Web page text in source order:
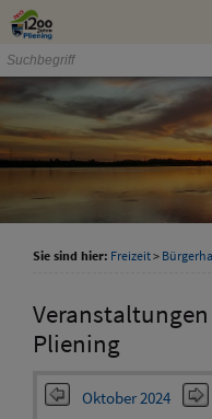
Zum Inhalt
Sie sind hier: Freizeit>
Pliening
Oktober 2024
schließen